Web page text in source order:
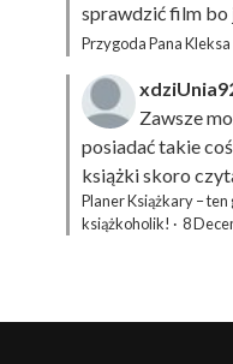
sprawdzić film bo
Przygoda Pana
Zawsze
posiadać takie
książki skoro
Planer Książkary –
książkoholik! · 8